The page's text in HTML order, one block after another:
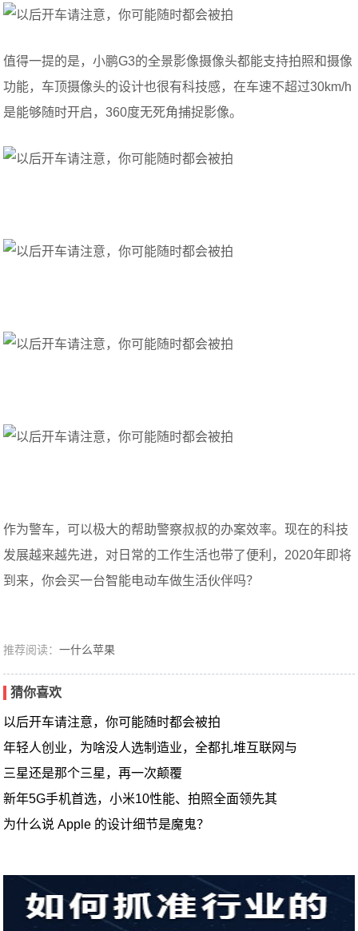
值得一提的是，小鹏G3的全景影像摄像头都能支持拍照和摄像
功能，车顶摄像头的设计也很有科技感，在车速不超过30km/h
是能够随时开启，360度无死角捕捉影像。
作为警车，可以极大的帮助警察叔叔的办案效率。现在的科技
发展越来越先进，对日常的工作生活也带了便利，2020年即将
到来，你会买一台智能电动车做生活伙伴吗？
推荐阅读：一什么苹果
猜你喜欢
以后开车请注意，你可能随时都会被拍
年轻人创业，为啥没人选制造业，全都扎堆互联网与
三星还是那个三星，再一次颠覆
新年5G手机首选，小米10性能、拍照全面领先其
为什么说 Apple 的设计细节是魔鬼？